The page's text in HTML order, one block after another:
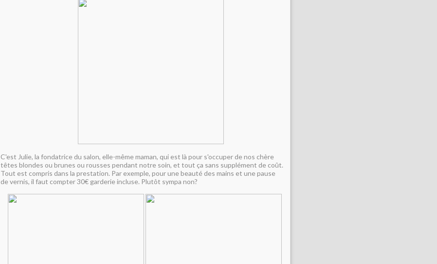
C'est Julie, la fondatrice du salon, elle-même maman, qui est là pour s'occuper de nos chère
têtes blondes ou brunes ou rousses pendant notre soin, et tout ça sans supplément de coût.
Tout est compris dans la prestation. Par exemple, pour une beauté des mains et une pause
de vernis, il faut compter 30€ garderie incluse. Plutôt sympa non?